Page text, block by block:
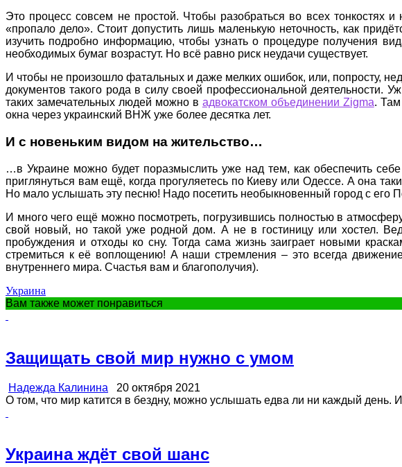
Это процесс совсем не простой. Чтобы разобраться во всех
«пропало дело». Стоит допустить лишь маленькую неточность, как
изучить подробно информацию, чтобы узнать о процедуре получения
необходимых бумаг возрастут. Но всё равно риск неудачи существует.
И чтобы не произошло фатальных и даже мелких ошибок, или, попросту,
документов такого рода в силу своей профессиональной деятельности.
таких замечательных людей можно в адвокатском объединении Zigma.
окна через украинский ВНЖ уже более десятка лет.
И с новеньким видом на жительство…
…в Украине можно будет поразмыслить уже над тем, как обеспечить
приглянуться вам ещё, когда прогуляетесь по Киеву или Одессе. А она
Но мало услышать эту песню! Надо посетить необыкновенный город с
И много чего ещё можно посмотреть, погрузившись полностью в
свой новый, но такой уже родной дом. А не в гостиницу или хостел.
пробуждения и отходы ко сну. Тогда сама жизнь заиграет новыми
стремиться к её воплощению! А наши стремления – это всегда
внутреннего мира. Счастья вам и благополучия).
Украина
Вам также может понравиться
Защищать свой мир нужно с умом
Надежда Калинина 20 октября 2021
О том, что мир катится в бездну, можно услышать едва ли ни каждый день. И
Украина ждёт свой шанс